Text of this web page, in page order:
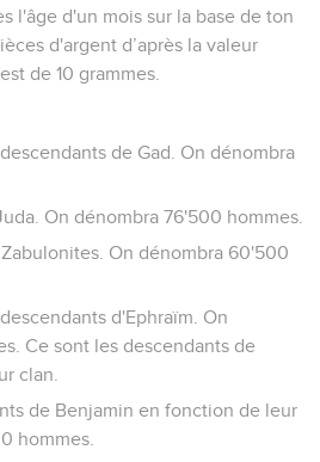
l'âge d'un mois sur la base de ton
d'argent d’après la valeur
de 10 grammes.
de Gad. On dénombra
On dénombra 76'500 hommes.
On dénombra 60'500
d'Ephraïm. On
Ce sont les descendants de
clan.
de Benjamin en fonction de leur
hommes.